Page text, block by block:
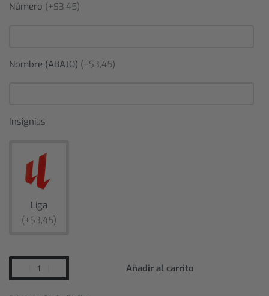
Número (+$3,45)
Nombre (ABAJO) (+$3,45)
Insignias
Liga
(+$3,45)
Añadir al carrito